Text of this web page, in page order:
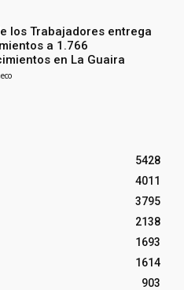
los Trabajadores entrega
a 1.766
en La Guaira
5428
4011
3795
2138
1693
1614
903